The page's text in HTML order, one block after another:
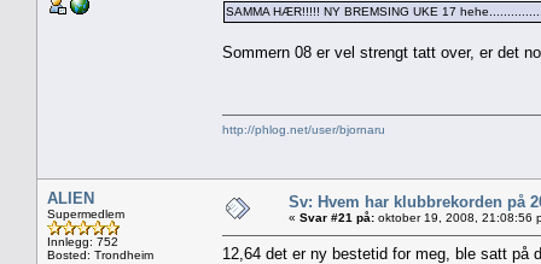
SAMMA HÆR!!!!! NY BREMSING UKE 17
Sommern 08 er vel strengt tatt over, er det
http://phlog.net/user/bjornaru
ALIEN
Supermedlem
Innlegg: 752
Bosted: Trondheim
Sv: Hvem har klubbrekorden på
« Svar #21 på: oktober 19, 2008, 21:08:56
12,64 det er ny bestetid for meg, ble satt på